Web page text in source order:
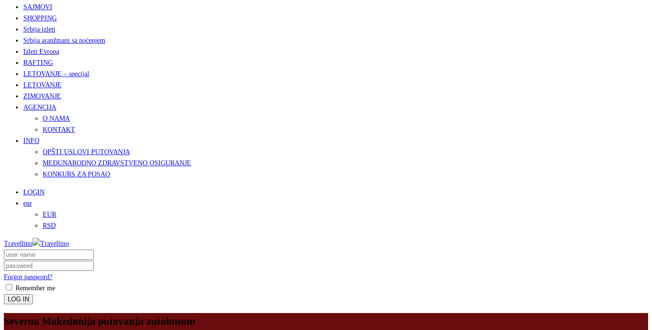
SAJMOVI
SHOPPING
Srbija izleti
Srbija aranžmani sa noćenjem
Izleti Evropa
RAFTING
LETOVANJE – specijal
LETOVANJE
ZIMOVANJE
AGENCIJA
O NAMA
KONTAKT
INFO
OPŠTI USLOVI PUTOVANJA
MEĐUNARODNO ZDRAVSTVENO OSIGURANJE
KONKURS ZA POSAO
LOGIN
eur
EUR
RSD
Travellino
Forgot password?
Remember me
LOG IN
Severna Makedonija putovanja autobusom